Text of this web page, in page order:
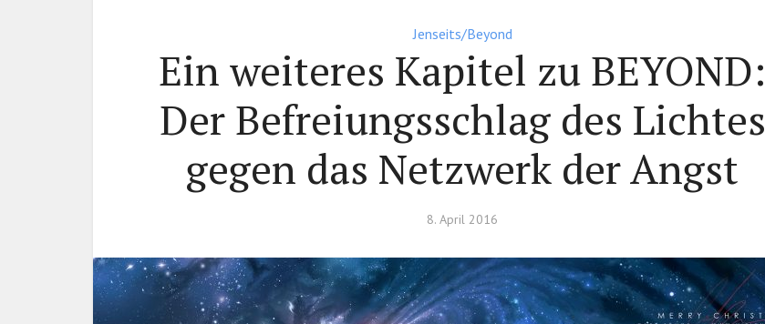
Jenseits/Beyond
Ein weiteres Kapitel zu BEYOND:
Der Befreiungsschlag des Lichtes
gegen das Netzwerk der Angst
8. April 2016